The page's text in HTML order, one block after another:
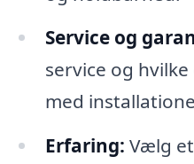
Service og
service og
med
Erfaring: Vælg